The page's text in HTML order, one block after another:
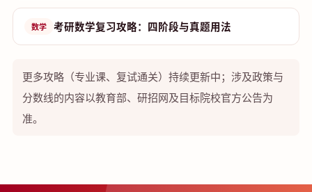
数学 考研数学复习攻略：四阶段与真题用法
更多攻略（专业课、复试通关）持续更新中；涉及政策与
分数线的内容以教育部、研招网及目标院校官方公告为
准。